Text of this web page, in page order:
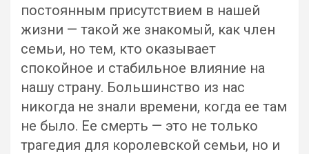
постоянным присутствием в нашей
жизни — такой же знакомый, как член
семьи, но тем, кто оказывает
спокойное и стабильное влияние на
нашу страну. Большинство из нас
никогда не знали времени, когда ее там
не было. Ее смерть — это не только
трагедия для королевской семьи, но и